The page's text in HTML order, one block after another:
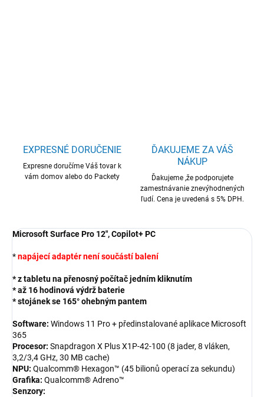
EXPRESNÉ DORUČENIE
Expresne doručíme Váš tovar k
vám domov alebo do Packety
ĎAKUJEME ZA VÁŠ
NÁKUP
Ďakujeme ,že podporujete
zamestnávanie znevýhodnených
ľudí. Cena je uvedená s 5% DPH.
Microsoft Surface Pro 12", Copilot+ PC
*napájecí adaptér není součástí balení
* z tabletu na přenosný počítač jedním kliknutím
* až 16 hodinová výdrž baterie
* stojánek se 165° ohebným pantem
Software: Windows 11 Pro + předinstalované aplikace Microsoft
365
Procesor: Snapdragon X Plus X1P-42-100 (8 jader, 8 vláken,
3,2/3,4 GHz, 30 MB cache)
NPU: Qualcomm® Hexagon™ (45 bilionů operací za sekundu)
Grafika: Qualcomm® Adreno™
Senzory: